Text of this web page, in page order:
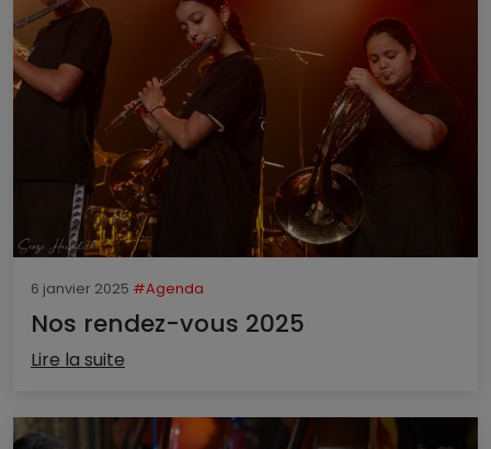
6 janvier 2025 #Agenda
Nos rendez-vous 2025
Lire la suite